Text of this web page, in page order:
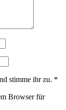
stimme ihr zu. *
Browser für